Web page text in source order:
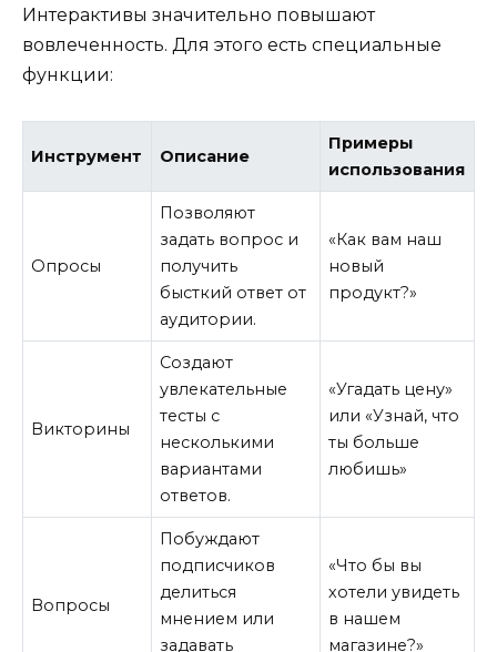
Интерактивы значительно повышают
вовлеченность. Для этого есть специальные
функции:
Инструмент Описание
Примеры
использования
Опросы
Позволяют
задать вопрос и
получить
бысткий ответ от
аудитории.
«Как вам наш
новый
продукт?»
Викторины
Создают
увлекательные
тесты с
несколькими
вариантами
ответов.
«Угадать цену»
или «Узнай, что
ты больше
любишь»
Вопросы
Побуждают
подписчиков
делиться
мнением или
задавать
«Что бы вы
хотели увидеть
в нашем
магазине?»